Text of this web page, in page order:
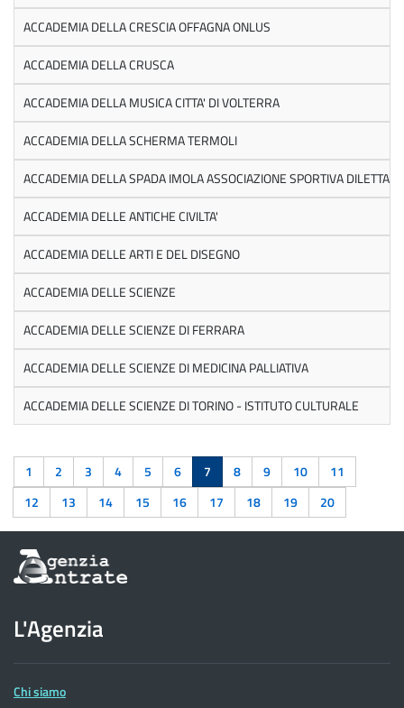
ACCADEMIA DELLA CRESCIA OFFAGNA ONLUS
ACCADEMIA DELLA CRUSCA
ACCADEMIA DELLA MUSICA CITTA' DI VOLTERRA
ACCADEMIA DELLA SCHERMA TERMOLI
ACCADEMIA DELLA SPADA IMOLA ASSOCIAZIONE SPORTIVA
ACCADEMIA DELLE ANTICHE CIVILTA'
ACCADEMIA DELLE ARTI E DEL DISEGNO
ACCADEMIA DELLE SCIENZE
ACCADEMIA DELLE SCIENZE DI FERRARA
ACCADEMIA DELLE SCIENZE DI MEDICINA PALLIATIVA
ACCADEMIA DELLE SCIENZE DI TORINO - ISTITUTO CULTURALE
1 2 3 4 5 6 7 8 9 10
11
12
13 14 15 16 17 18 19 20
Informazioni
sul
dell'Agenzia
delle
Entrate
L'Agenzia
Chi siamo